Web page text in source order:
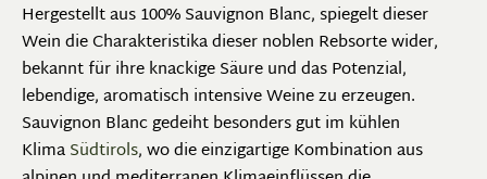
Hergestellt aus 100% Sauvignon Blanc, spiegelt dieser
Wein die Charakteristika dieser noblen Rebsorte wider,
bekannt für ihre knackige Säure und das Potenzial,
lebendige, aromatisch intensive Weine zu erzeugen.
Sauvignon Blanc gedeiht besonders gut im kühlen
KlimaSüdtirols, wo die einzigartige Kombination aus